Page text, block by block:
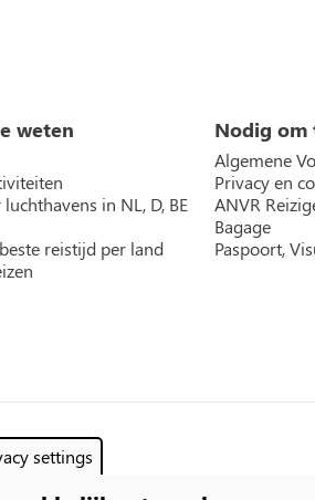
settings
weten
in NL, D, BE
reistijd per land
Nodig om
Algemene
Privacy en
ANVR
Bagage
Paspoort,